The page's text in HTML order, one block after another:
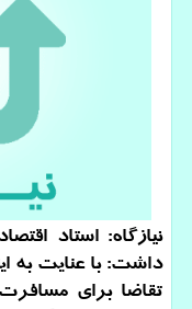
نیازگاه: استاد
داشت: با عنایت به
تقاضا برای